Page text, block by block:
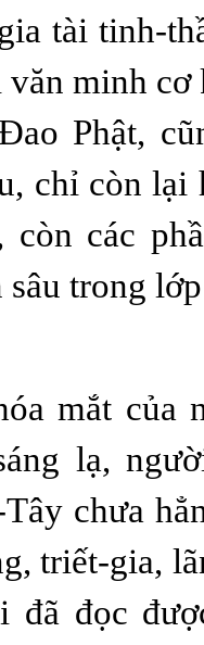
tài tinh-
văn minh
Phật,
chỉ còn lại
còn các
sâu trong
mắt của
lạ,
chưa
triết-gia,
đọc